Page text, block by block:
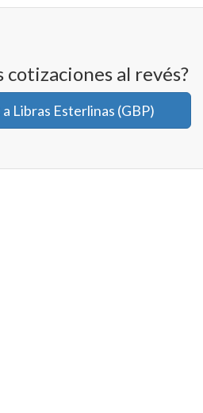
cotizaciones al revés?
Libras Esterlinas (GBP)